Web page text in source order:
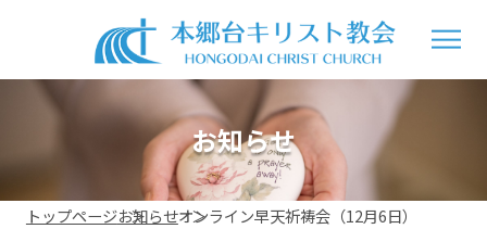
お知らせ
トップページお知らせオンライン早天祈祷会（12月6日）